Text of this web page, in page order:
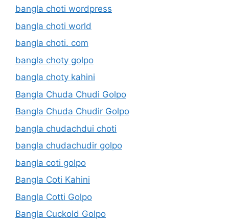
bangla choti wordpress
bangla choti world
bangla choti. com
bangla choty golpo
bangla choty kahini
Bangla Chuda Chudi Golpo
Bangla Chuda Chudir Golpo
bangla chudachdui choti
bangla chudachudir golpo
bangla coti golpo
Bangla Coti Kahini
Bangla Cotti Golpo
Bangla Cuckold Golpo